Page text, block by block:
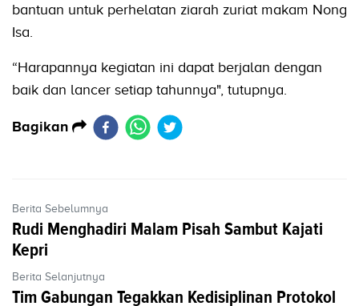
bantuan untuk perhelatan ziarah zuriat makam Nong
Isa.
“Harapannya kegiatan ini dapat berjalan dengan
baik dan lancer setiap tahunnya", tutupnya.
Bagikan
Berita Sebelumnya
Rudi Menghadiri Malam Pisah Sambut Kajati
Kepri
Berita Selanjutnya
Tim Gabungan Tegakkan Kedisiplinan Protokol